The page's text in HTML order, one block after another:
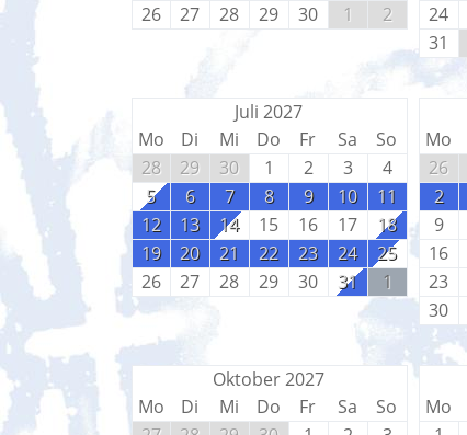
26
27 28 29 30 1 2
24
31
Juli 2027
Mo
Di Mi Do Fr Sa
So
28
29 30 1 2 3
4
5
6 7 8 9 10
11
12
13 14 15 16 17
18
19
20 21 22 23 24
25
26
27 28 29 30 31 1
Mo
26
2
9
16
23
30
Oktober 2027
Mo
Di Mi Do Fr Sa
So
Mo